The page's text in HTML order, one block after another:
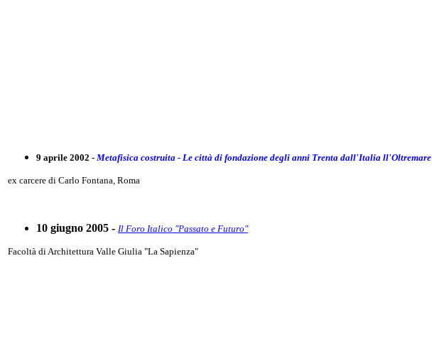
9 aprile 2002 - Metafisica costruita - Le città di fondazione degli anni Trenta dall'Italia ll'Oltremare
ex carcere di Carlo Fontana, Roma
10 giugno 2005 - Il Foro Italico "Passato e Futuro"
Facoltà di Architettura Valle Giulia "La Sapienza"